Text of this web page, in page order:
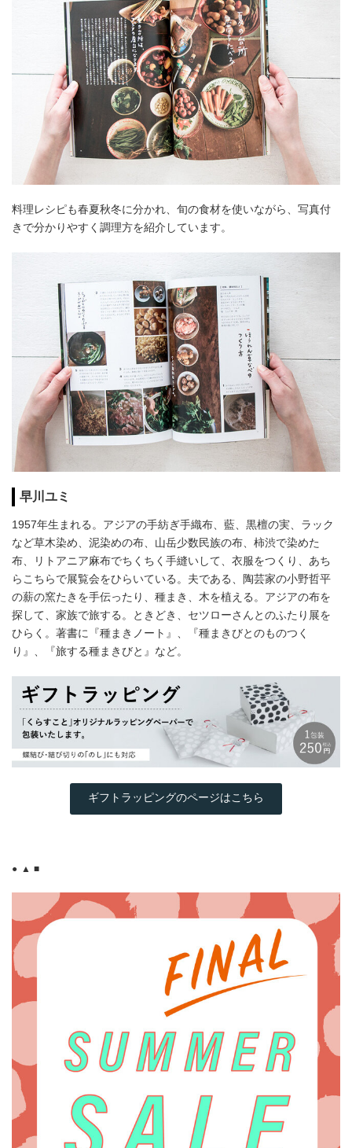
料理レシピも春夏秋冬に分かれ、旬の食材を使いながら、写真付
きで分かりやすく調理方を紹介しています。
早川ユミ
1957年生まれる。アジアの手紡ぎ手織布、藍、黒檀の実、ラック
など草木染め、泥染めの布、山岳少数民族の布、柿渋で染めた
布、リトアニア麻布でちくちく手縫いして、衣服をつくり、あち
らこちらで展覧会をひらいている。夫である、陶芸家の小野哲平
の薪の窯たきを手伝ったり、種まき、木を植える。アジアの布を
探して、家族で旅する。ときどき、セツローさんとのふたり展を
ひらく。著書に『種まきノート』、『種まきびとのものつく
り』、『旅する種まきびと』など。
ギフトラッピングのページはこちら
● ▲ ■